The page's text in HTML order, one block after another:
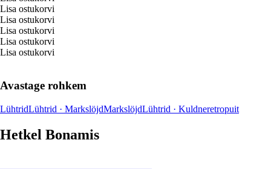
Lisa ostukorvi
Lisa ostukorvi
Lisa ostukorvi
Lisa ostukorvi
Lisa ostukorvi
Avastage rohkem
LühtridLühtrid · MarkslöjdMarkslöjdLühtrid · Kuldneretropuit
Hetkel Bonamis